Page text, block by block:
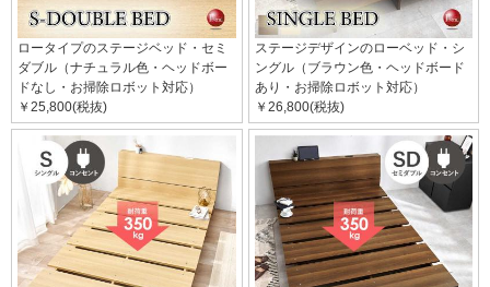
ロータイプのステージベッド・セミ
ダブル（ナチュラル色・ヘッドボー
ドなし・お掃除ロボット対応）
￥25,800(税抜)
ステージデザインのローベッド・シ
ングル（ブラウン色・ヘッドボード
あり・お掃除ロボット対応）
￥26,800(税抜)